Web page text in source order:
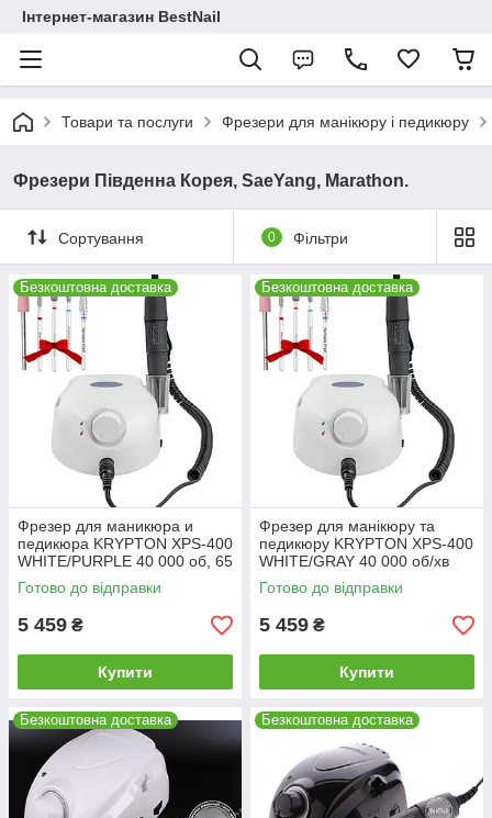
Інтернет-магазин BestNail
Товари та послуги Фрезери для манікюру і педикюру
Фрезери Південна Корея, SaeYang, Marathon.
Сортування 0 Фільтри
Безкоштовна доставка
Фрезер для маникюра и
педикюра KRYPTON XPS-400
WHITE/PURPLE 40 000 об, 65
вт.
Готово до відправки
5 459 ₴
Купити
Безкоштовна доставка
Фрезер для манікюру та
педикюру KRYPTON XPS-400
WHITE/GRAY 40 000 об/хв
Готово до відправки
5 459 ₴
Купити
Безкоштовна доставка Безкоштовна доставка